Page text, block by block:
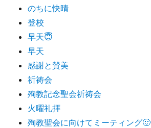
のちに快晴
登校
早天😇
早天
感謝と賛美
祈祷会
殉教記念聖会祈祷会
火曜礼拝
殉教聖会に向けてミーティング🙂